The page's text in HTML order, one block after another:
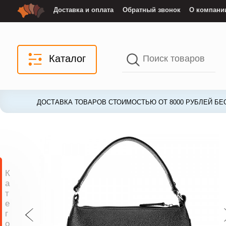
Доставка и оплата Обратный звонок О
Каталог
ДОСТАВКА ТОВАРОВ СТОИМОСТЬЮ ОТ 8000 РУБЛЕЙ
ДОСТАВКА ТОВАРОВ СТОИМОСТЬЮ ОТ 8000 РУБЛЕЙ
К
а
т
е
г
о